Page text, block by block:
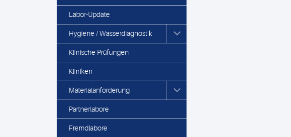
Labor-Update
Hygiene / Wasserdiagnostik
Klinische Prüfungen
Kliniken
Materialanforderung
Partnerlabore
Fremdlabore